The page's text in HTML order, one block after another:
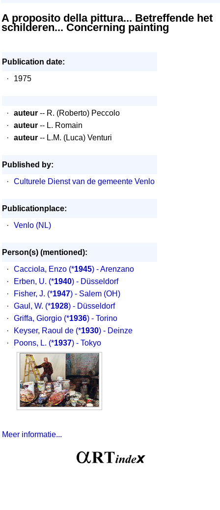
A proposito della pittura... Betreffende het
schilderen... Concerning painting
Publication date:
·
1975
· auteur -- R. (Roberto) Peccolo
·
auteur -- L. Romain
·
auteur -- L.M. (Luca) Venturi
Published by:
·
Culturele Dienst van de gemeente Venlo
Publicationplace:
·
Venlo (NL)
Person(s) (mentioned):
·
Cacciola, Enzo (*1945) - Arenzano
·
Erben, U. (*1940) - Düsseldorf
·
Fisher, J. (*1947) - Salem (OH)
·
Gaul, W. (*1928) - Düsseldorf
·
Griffa, Giorgio (*1936) - Torino
·
Keyser, Raoul de (*1930) - Deinze
·
Poons, L. (*1937) - Tokyo
Meer informatie...